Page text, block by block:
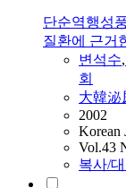
단순역행성
질환에 근거
변석수,
회
大韓泌
2002
Korean
Vol.43
복사/